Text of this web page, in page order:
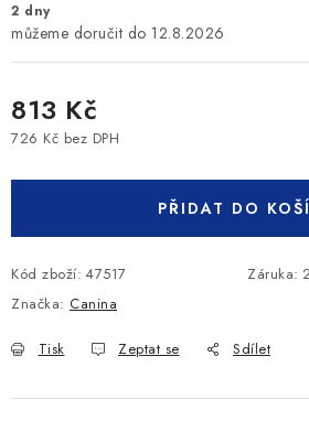
2 dny
12.8.2026
813 Kč
726 Kč bez DPH
PŘIDAT DO
Kód zboží: 47517 Záruka:
Značka: Canina
Tisk Zeptat se Sdílet